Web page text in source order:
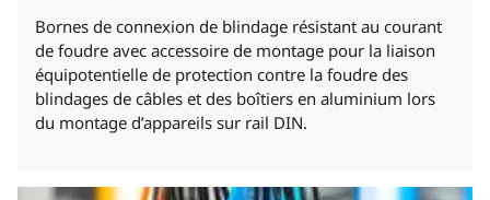
Bornes de connexion de blindage résistant au courant
de foudre avec accessoire de montage pour la liaison
équipotentielle de protection contre la foudre des
blindages de câbles et des boîtiers en aluminium lors
du montage d’appareils sur rail DIN.